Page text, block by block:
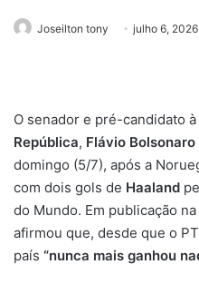
Joseilton tony julho 6, 2026
O senador e pré-candidato à
República, Flávio Bolsonaro
domingo (5/7), após a
com dois gols de Haaland
do Mundo. Em publicação
afirmou que, desde que o
país “nunca mais ganhou